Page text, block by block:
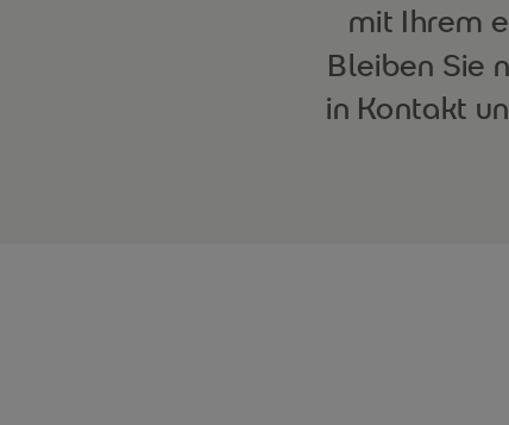
mit Ihrem
Bleiben Sie
in Kontakt